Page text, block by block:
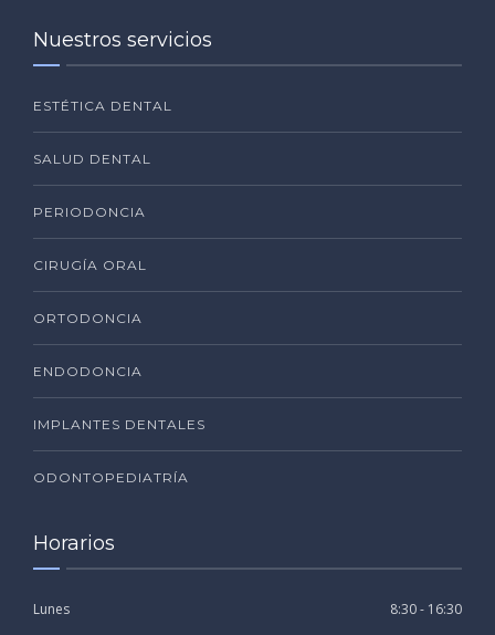
Nuestros servicios
ESTÉTICA DENTAL
SALUD DENTAL
PERIODONCIA
CIRUGÍA ORAL
ORTODONCIA
ENDODONCIA
IMPLANTES DENTALES
ODONTOPEDIATRÍA
Horarios
Lunes 8:30 - 16:30